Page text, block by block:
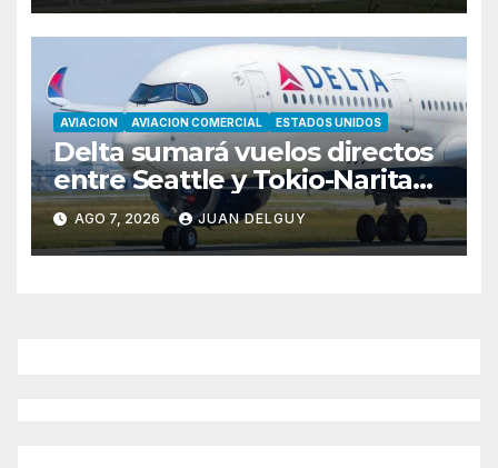
AVIACION AVIACION COMERCIAL ESTADOS UNIDOS
Delta sumará vuelos directos
entre Seattle y Tokio-Narita
desde marzo de 2027
AGO 7, 2026 JUAN DELGUY